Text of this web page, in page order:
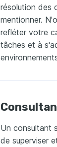
résolution des
mentionner.
refléter votre
tâches et à
Un consultant
de superviser